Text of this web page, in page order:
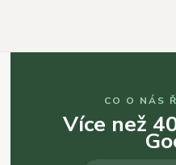
CO O NÁS
Více než